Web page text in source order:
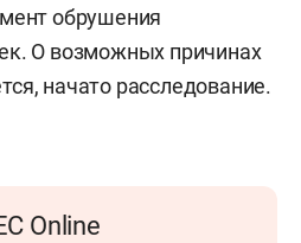
обрушения
О возможных причинах
начато расследование.
Online